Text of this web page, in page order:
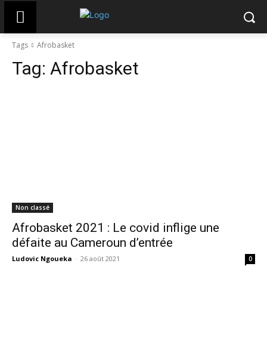
Tags Afrobasket
Tag: Afrobasket
Non classé
Afrobasket 2021 : Le covid inflige une
défaite au Cameroun d’entrée
Ludovic Ngoueka - 26 août 2021 0